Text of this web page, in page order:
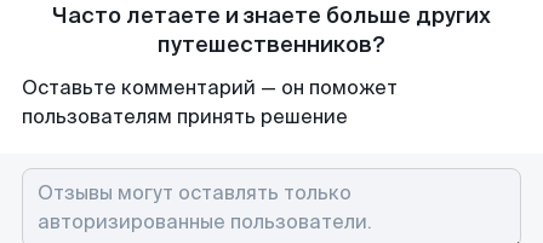
Часто летаете и знаете больше других
путешественников?
Оставьте комментарий — он поможет
пользователям принять решение